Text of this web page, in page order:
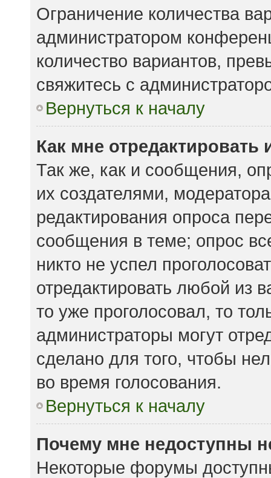
Ограничение количества
администратором
количество вариантов,
свяжитесь с
Вернуться к началу
Как мне отредактировать
Так же, как и сообщения,
их создателями,
редактирования опроса
сообщения в теме; опрос
никто не успел
отредактировать любой из
то уже проголосовал, то
администраторы могут
сделано для того, чтобы
во время голосования.
Вернуться к началу
Почему мне недоступны
Некоторые форумы